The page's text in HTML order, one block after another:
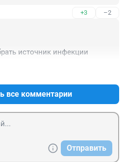
+3 –2
источник инфекции
все комментарии
Отправить